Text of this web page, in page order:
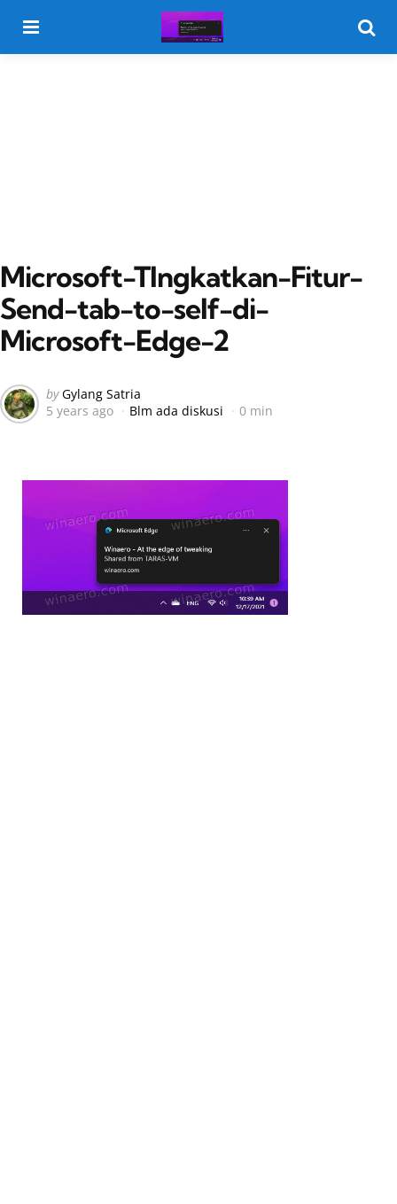
Microsoft-TIngkatkan-Fitur-
Send-tab-to-self-di-
Microsoft-Edge-2
Posted
by
by Gylang Satria
5 years ago
Blm ada diskusi 0 min